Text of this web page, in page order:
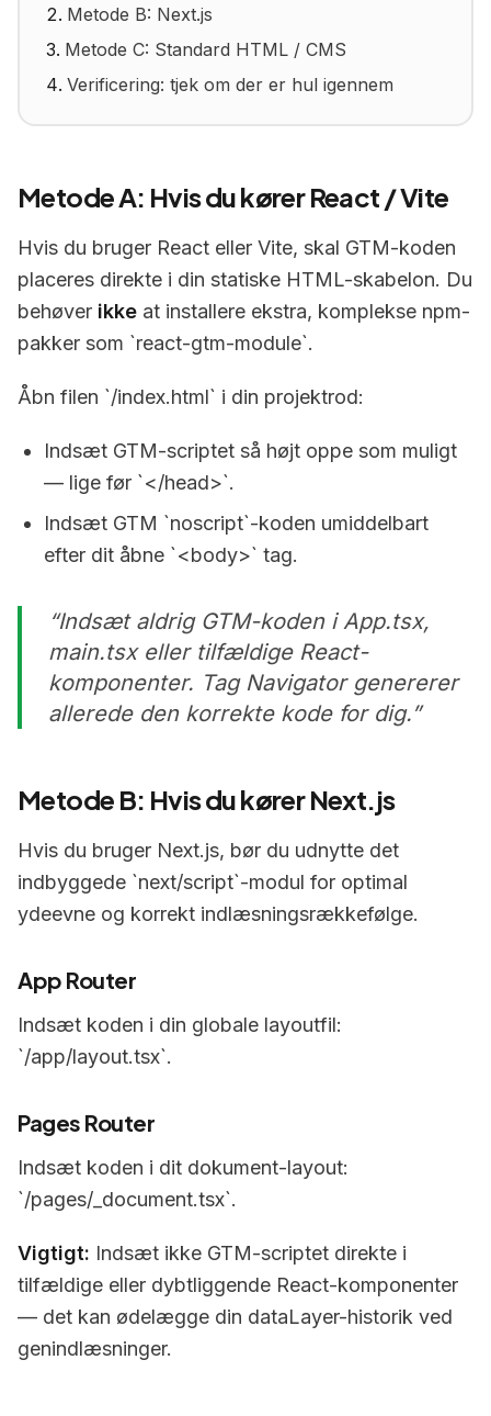
Metode B: Next.js
Metode C: Standard HTML / CMS
Verificering: tjek om der er hul igennem
Metode A: Hvis du kører React / Vite
Hvis du bruger React eller Vite, skal GTM-koden
placeres direkte i din statiske HTML-skabelon. Du
behøver ikke at installere ekstra, komplekse npm-
pakker som `react-gtm-module`.
Åbn filen `/index.html` i din projektrod:
Indsæt GTM-scriptet så højt oppe som muligt
— lige før `</head>`.
Indsæt GTM `noscript`-koden umiddelbart
efter dit åbne `<body>` tag.
“Indsæt aldrig GTM-koden i App.tsx,
main.tsx eller tilfældige React-
komponenter. Tag Navigator genererer
allerede den korrekte kode for dig.”
Metode B: Hvis du kører Next.js
Hvis du bruger Next.js, bør du udnytte det
indbyggede `next/script`-modul for optimal
ydeevne og korrekt indlæsningsrækkefølge.
App Router
Indsæt koden i din globale layoutfil:
`/app/layout.tsx`.
Pages Router
Indsæt koden i dit dokument-layout:
`/pages/_document.tsx`.
Vigtigt: Indsæt ikke GTM-scriptet direkte i
tilfældige eller dybtliggende React-komponenter
— det kan ødelægge din dataLayer-historik ved
genindlæsninger.